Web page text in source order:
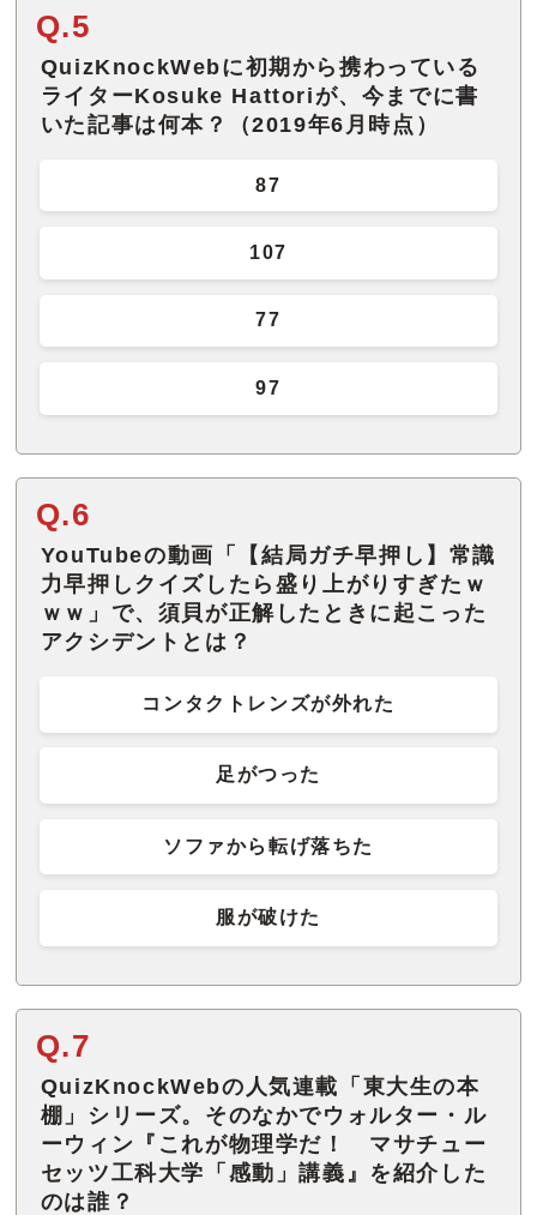
Q.5
QuizKnockWebに初期から携わっている
ライターKosuke Hattoriが、今までに書
いた記事は何本？（2019年6月時点）
87
107
77
97
Q.6
YouTubeの動画「【結局ガチ早押し】常識
力早押しクイズしたら盛り上がりすぎたｗ
ｗｗ」で、須貝が正解したときに起こった
アクシデントとは？
コンタクトレンズが外れた
足がつった
ソファから転げ落ちた
服が破けた
Q.7
QuizKnockWebの人気連載「東大生の本
棚」シリーズ。そのなかでウォルター・ル
ーウィン『これが物理学だ！ マサチュー
セッツ工科大学「感動」講義』を紹介した
のは誰？